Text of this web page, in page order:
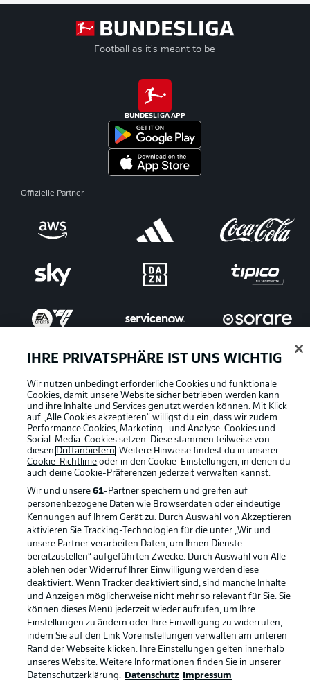
Football as it's meant to be
BUNDESLIGA APP
Offizielle Partner
Rechtliche Hinweise Voreinstellungen verwalten
Datenschutz Nutzungsbedingungen
Kontakt Jobs
Impressum Partner
Spieler Liveticker
AGB
IHRE PRIVATSPHÄRE IST UNS WICHTIG
Wir nutzen unbedingt erforderliche Cookies und funktionale
Cookies, damit unsere Website sicher betrieben werden kann
und ihre Inhalte und Services genutzt werden können. Mit Klick
auf „Alle Cookies akzeptieren“ willigst du ein, dass wir zudem
Performance Cookies, Marketing- und Analyse-Cookies und
Social-Media-Cookies setzen. Diese stammen teilweise von
diesen Drittanbietern. Weitere Hinweise findest du in unserer
Cookie-Richtlinie oder in den Cookie-Einstellungen, in denen du
auch deine Cookie-Präferenzen jederzeit verwalten kannst.
Wir und unsere61-Partner speichern und greifen auf
personenbezogene Daten wie Browserdaten oder eindeutige
Kennungen auf Ihrem Gerät zu. Durch Auswahl von Akzeptieren
aktivieren Sie Tracking-Technologien für die unter „Wir und
unsere Partner verarbeiten Daten, um Ihnen Dienste
bereitzustellen“ aufgeführten Zwecke. Durch Auswahl von Alle
ablehnen oder Widerruf Ihrer Einwilligung werden diese
deaktiviert. Wenn Tracker deaktiviert sind, sind manche Inhalte
und Anzeigen möglicherweise nicht mehr so relevant für Sie. Sie
können dieses Menü jederzeit wieder aufrufen, um Ihre
Einstellungen zu ändern oder Ihre Einwilligung zu widerrufen,
indem Sie auf den Link Voreinstellungen verwalten am unteren
Rand der Webseite klicken. Ihre Einstellungen gelten innerhalb
unseres Website. Weitere Informationen finden Sie in unserer
Datenschutzerklärung.
Datenschutz Impressum